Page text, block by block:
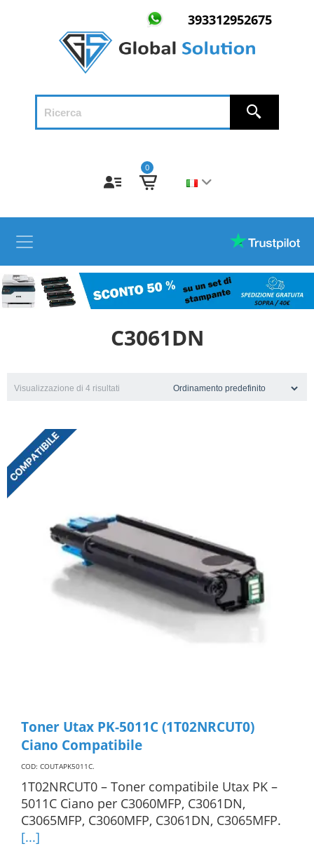
393312952675
0
C3061DN
Visualizzazione di 4 risultati
Toner Utax PK-5011C (1T02NRCUT0)
Ciano Compatibile
COD: COUTAPK5011C.
1T02NRCUT0 – Toner compatibile Utax PK –
5011C Ciano per C3060MFP, C3061DN,
C3065MFP, C3060MFP, C3061DN, C3065MFP.
[...]